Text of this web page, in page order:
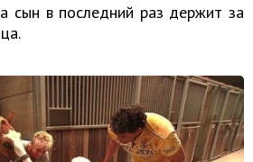
сын в последний раз держит за